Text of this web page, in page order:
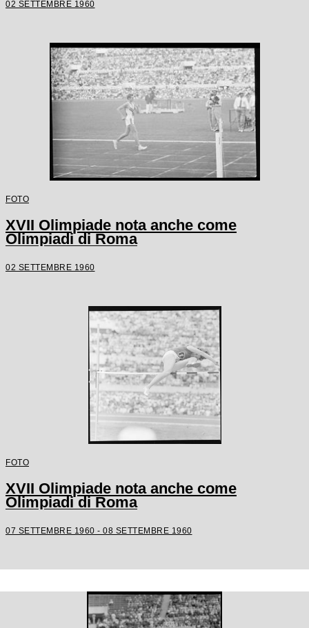
02 SETTEMBRE 1960
FOTO
XVII Olimpiade nota anche come
Olimpiadi di Roma
02 SETTEMBRE 1960
FOTO
XVII Olimpiade nota anche come
Olimpiadi di Roma
07 SETTEMBRE 1960 - 08 SETTEMBRE 1960